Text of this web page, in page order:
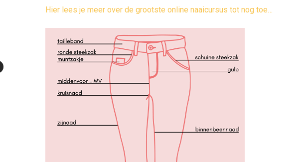
Hier lees je meer over de grootste online naaicursus tot nog toe…